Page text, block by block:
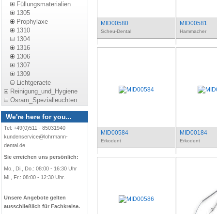
Füllungsmaterialien
1305
Prophylaxe
1310
1304
1316
1306
1307
1309
Lichtgeraete
Reinigung_und_Hygiene
Osram_Spezialleuchten
We're here for you...
Tel: +49(0)511 - 85031940
kundenservice@lohrmann-
dental.de
Sie erreichen uns persönlich:
Mo., Di., Do.: 08:00 - 16:30 Uhr
Mi., Fr.: 08:00 - 12:30 Uhr.
Unsere Angebote gelten
ausschließlich für Fachkreise.
MID00580
Scheu-Dental
MID00581
Hammacher
MID00584
Erkodent
MID00184
Erkodent